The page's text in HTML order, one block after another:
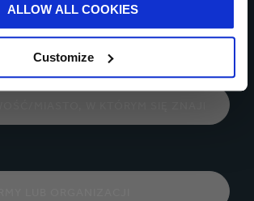
ALLOW ALL COOKIES
Customize